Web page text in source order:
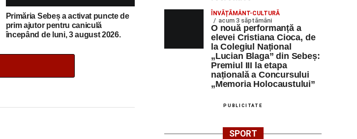
Primăria Sebeș a activat puncte de
prim ajutor pentru caniculă
începând de luni, 3 august 2026.
ÎNVĂȚĂMÂNT-CULTURĂ
acum 3 săptămâni
O nouă performanță a
elevei Cristiana Cioca, de
la Colegiul Național
„Lucian Blaga” din Sebeș:
Premiul III la etapa
națională a Concursului
„Memoria Holocaustului”
PUBLICITATE
SPORT